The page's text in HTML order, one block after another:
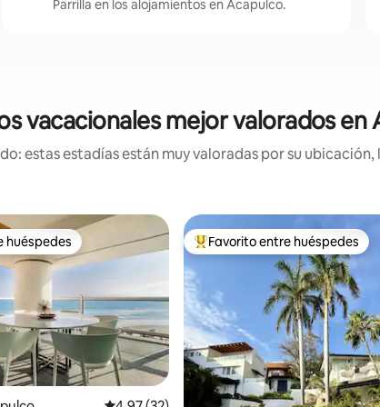
Parrilla en los alojamientos en Acapulco.
vacacionales mejor valorados en
estas estadías están muy valoradas por su
huéspedes
huéspedes Favorito entre huéspedes
Favorito entre huéspedes